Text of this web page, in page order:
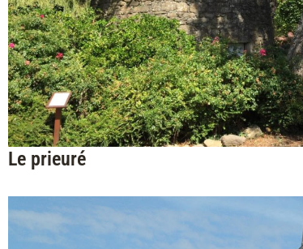
Le prieuré